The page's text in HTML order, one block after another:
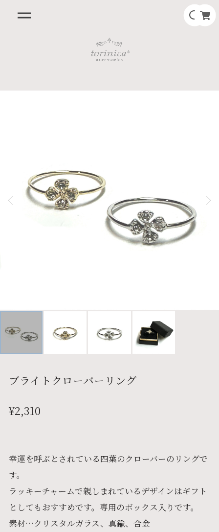
ブライトクローバーリング
¥2,310
幸運を呼ぶとされている四葉のクローバーのリングで
す。
ラッキーチャームで親しまれているデザインはギフト
としてもおすすめです。専用のボックス入りです。
素材…クリスタルガラス、真鍮、合金